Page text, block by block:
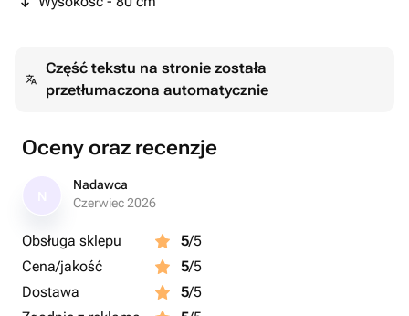
Część tekstu na stronie została
przetłumaczona automatycznie
Oceny oraz recenzje
Nadawca
Czerwiec 2026
Obsługa sklepu 5/5
Cena/jakość
5/5
Dostawa
5/5